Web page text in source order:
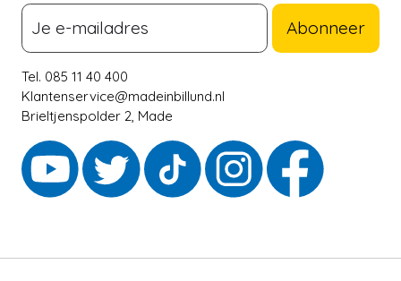
Abonneer
Tel. 085 11 40 400
Klantenservice@madeinbillund.nl
Brieltjenspolder 2, Made